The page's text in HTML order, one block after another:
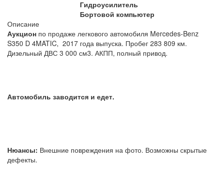
Гидроусилитель
Бортовой компьютер
Описание
Аукцион по продаже легкового автомобиля Mercedes-Benz
S350 D 4MATIC, 2017 года выпуска. Пробег 283 809 км.
Дизельный ДВС 3 000 см3. АКПП, полный привод.
Автомобиль заводится и едет.
Нюансы: Внешние повреждения на фото. Возможны скрытые
дефекты.